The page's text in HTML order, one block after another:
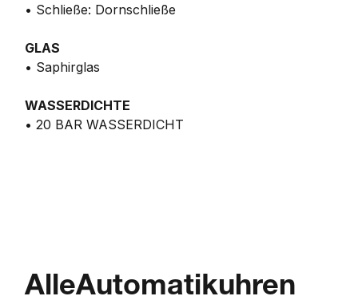
• Schließe: Dornschließe
GLAS
• Saphirglas
WASSERDICHTE
• 20 BAR WASSERDICHT
AlleAutomatikuhren